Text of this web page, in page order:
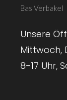
Unsere
Mittwoch,
8-17 Uhr,
Bas Verbakel